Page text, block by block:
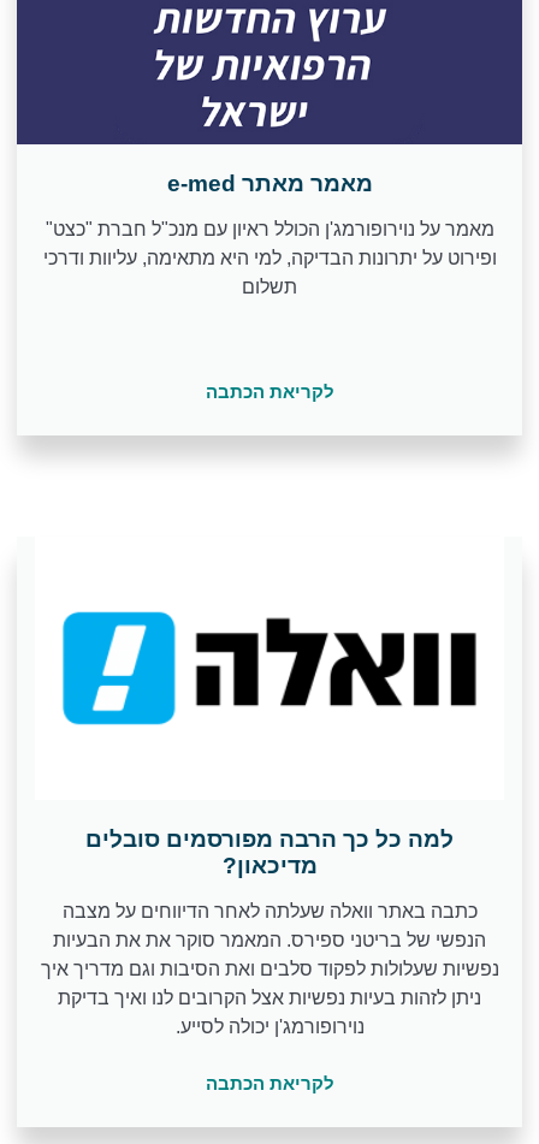
מאמר מאתר e-med
מאמר על נוירופורמג'ן הכולל ראיון עם מנכ"ל חברת "כצט"
ופירוט על יתרונות הבדיקה, למי היא מתאימה, עליוות ודרכי
תשלום
לקריאת הכתבה
למה כל כך הרבה מפורסמים סובלים
מדיכאון?
כתבה באתר וואלה שעלתה לאחר הדיווחים על מצבה
הנפשי של בריטני ספירס. המאמר סוקר את את הבעיות
נפשיות שעלולות לפקוד סלבים ואת הסיבות וגם מדריך איך
ניתן לזהות בעיות נפשיות אצל הקרובים לנו ואיך בדיקת
נוירופורמג'ן יכולה לסייע.
לקריאת הכתבה